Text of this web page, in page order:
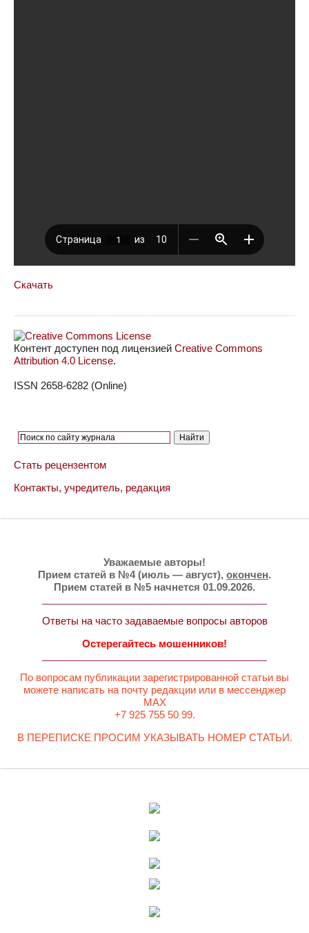
Скачать
Контент доступен под лицензией Creative Commons
Attribution 4.0 License.
ISSN 2658-6282 (Online)
Стать рецензентом
Контакты, учредитель, редакция
Уважаемые авторы!
Прием статей в №4 (июль — август), окончен.
Прием статей в №5 начнется 01.09.2026.
Ответы на часто задаваемые вопросы авторов
Остерегайтесь мошенников!
По вопросам публикации зарегистрированной статьи вы
можете написать на почту редакции или в мессенджер
MAX
+7 925 755 50 99.
В ПЕРЕПИСКЕ ПРОСИМ УКАЗЫВАТЬ НОМЕР СТАТЬИ.